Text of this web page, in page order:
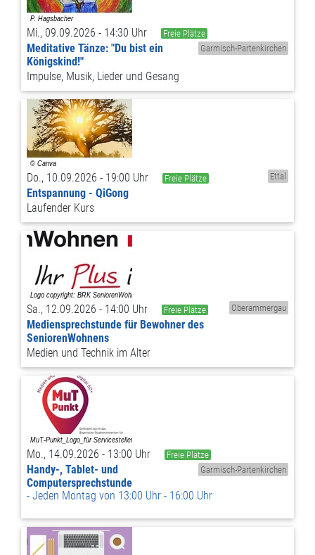
Mi., 09.09.2026 - 14:30 Uhr
Freie Plätze
Garmisch-Partenkirchen
Meditative Tänze: "Du bist ein
Königskind!"
Impulse, Musik, Lieder und Gesang
Do., 10.09.2026 - 19:00 Uhr Freie Plätze Ettal
Entspannung - QiGong
Laufender Kurs
Sa., 12.09.2026 - 14:00 Uhr Freie Plätze Oberammergau
Mediensprechstunde für Bewohner des
SeniorenWohnens
Medien und Technik im Alter
Mo., 14.09.2026 - 13:00 Uhr
Freie Plätze
Garmisch-Partenkirchen
Handy-, Tablet- und
Computersprechstunde
Jeden Montag von 13:00 Uhr - 16:00 Uhr